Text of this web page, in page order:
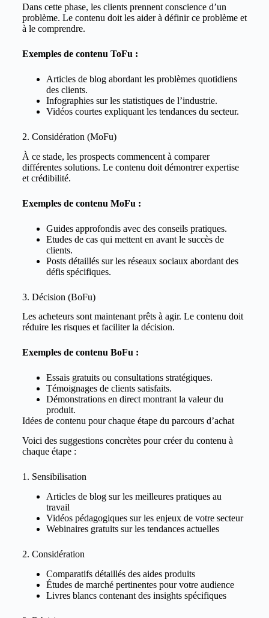
Dans cette phase, les clients prennent conscience d’un
problème. Le contenu doit les aider à définir ce problème et
à le comprendre.
Exemples de contenu ToFu :
Articles de blog abordant les problèmes quotidiens
des clients.
Infographies sur les statistiques de l’industrie.
Vidéos courtes expliquant les tendances du secteur.
2. Considération (MoFu)
À ce stade, les prospects commencent à comparer
différentes solutions. Le contenu doit démontrer expertise
et crédibilité.
Exemples de contenu MoFu :
Guides approfondis avec des conseils pratiques.
Etudes de cas qui mettent en avant le succès de
clients.
Posts détaillés sur les réseaux sociaux abordant des
défis spécifiques.
3. Décision (BoFu)
Les acheteurs sont maintenant prêts à agir. Le contenu doit
réduire les risques et faciliter la décision.
Exemples de contenu BoFu :
Essais gratuits ou consultations stratégiques.
Témoignages de clients satisfaits.
Démonstrations en direct montrant la valeur du
produit.
Idées de contenu pour chaque étape du parcours d’achat
Voici des suggestions concrètes pour créer du contenu à
chaque étape :
1. Sensibilisation
Articles de blog sur les meilleures pratiques au
travail
Vidéos pédagogiques sur les enjeux de votre secteur
Webinaires gratuits sur les tendances actuelles
2. Considération
Comparatifs détaillés des aides produits
Études de marché pertinentes pour votre audience
Livres blancs contenant des insights spécifiques